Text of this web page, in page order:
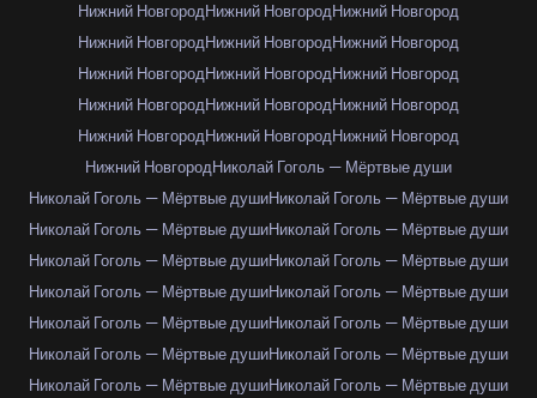
Нижний НовгородНижний НовгородНижний Новгород
Нижний НовгородНижний НовгородНижний Новгород
Нижний НовгородНижний НовгородНижний Новгород
Нижний НовгородНижний НовгородНижний Новгород
Нижний НовгородНижний НовгородНижний Новгород
Нижний НовгородНиколай Гоголь — Мёртвые души
Николай Гоголь — Мёртвые душиНиколай Гоголь — Мёртвые души
Николай Гоголь — Мёртвые душиНиколай Гоголь — Мёртвые души
Николай Гоголь — Мёртвые душиНиколай Гоголь — Мёртвые души
Николай Гоголь — Мёртвые душиНиколай Гоголь — Мёртвые души
Николай Гоголь — Мёртвые душиНиколай Гоголь — Мёртвые души
Николай Гоголь — Мёртвые душиНиколай Гоголь — Мёртвые души
Николай Гоголь — Мёртвые душиНиколай Гоголь — Мёртвые души